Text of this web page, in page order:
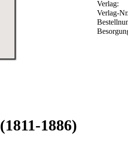
Verlag:
Verlag-
(1811-1886)